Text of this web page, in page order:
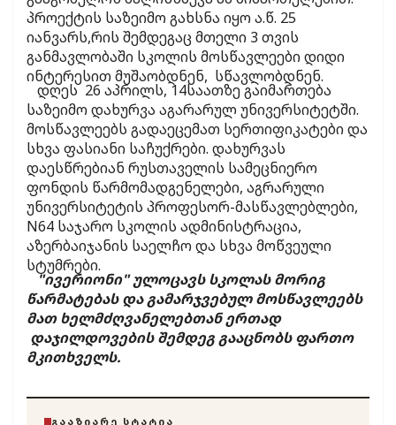
პროექტის საზეიმო გახსნა იყო ა.წ. 25
იანვარს,რის შემდეგაც მთელი 3 თვის
განმავლობაში სკოლის მოსწავლეები დიდი
ინტერესით მუშაობდნენ, სწავლობდნენ.
დღეს 26 აპრილს, 14საათზე გაიმართება
საზეიმო დახურვა აგარარულ უნივერსიტეტში.
მოსწავლეებს გადაეცემათ სერთიფიკატები და
სხვა ფასიანი საჩუქრები. დახურვას
დაესწრებიან რუსთაველის სამეცნიერო
ფონდის წარმომადგენელები, აგრარული
უნივერსიტეტის პროფესორ-მასწავლებლები,
N64 საჯარო სკოლის ადმინისტრაცია,
აზერბაიჯანის საელჩო და სხვა მოწვეული
სტუმრები.
"ივერიონი" ულოცავს სკოლას მორიგ
წარმატებას და გამარჯვებულ მოსწავლეებს
მათ ხელმძღვანელებთან ერთად
დაჯილდოვების შემდეგ გააცნობს ფართო
მკითხველს.
ᲒᲐᲐᲖᲘᲐᲠᲔ ᲡᲢᲐᲢᲘᲐ